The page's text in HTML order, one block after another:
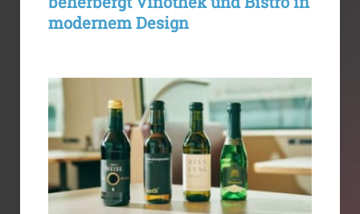
modernem Design